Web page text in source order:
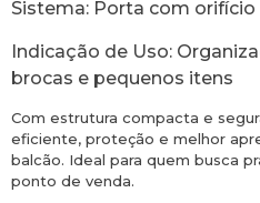
Sistema: Porta com orifício
Indicação de Uso:
brocas e pequenos itens
Com estrutura compacta e
eficiente, proteção e melhor
balcão. Ideal para quem busca
ponto de venda.